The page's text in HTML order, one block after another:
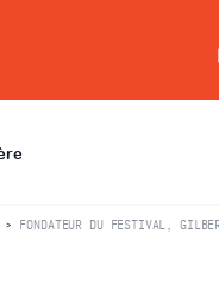
FONDATEUR DU FESTIVAL,